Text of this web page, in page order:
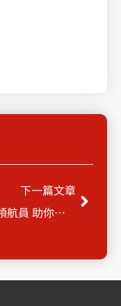
下一篇文章
SASE 領航員 助你全面防駭
Next